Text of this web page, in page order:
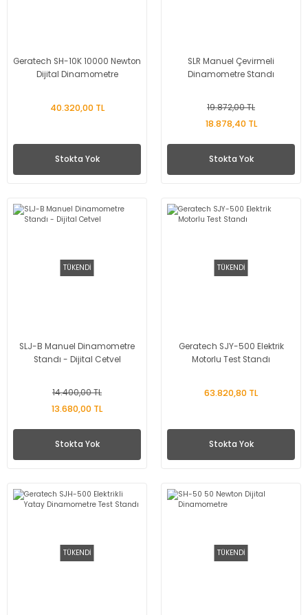
Geratech SH-10K 10000 Newton
Dijital Dinamometre
40.320,00 TL
Stokta Yok
SLR Manuel Çevirmeli
Dinamometre Standı
19.872,00 TL
18.878,40 TL
Stokta Yok
TÜKENDİ
SLJ-B Manuel Dinamometre
Standı - Dijital Cetvel
14.400,00 TL
13.680,00 TL
Stokta Yok
TÜKENDİ
Geratech SJY-500 Elektrik
Motorlu Test Standı
63.820,80 TL
Stokta Yok
TÜKENDİ TÜKENDİ